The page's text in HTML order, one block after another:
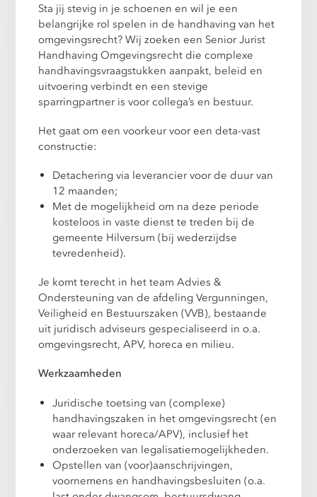
Sta jij stevig in je schoenen en wil je een
belangrijke rol spelen in de handhaving van het
omgevingsrecht? Wij zoeken een Senior Jurist
Handhaving Omgevingsrecht die complexe
handhavingsvraagstukken aanpakt, beleid en
uitvoering verbindt en een stevige
sparringpartner is voor collega’s en bestuur.
Het gaat om een voorkeur voor een deta-vast
constructie:
Detachering via leverancier voor de duur van
12 maanden;
Met de mogelijkheid om na deze periode
kosteloos in vaste dienst te treden bij de
gemeente Hilversum (bij wederzijdse
tevredenheid).
Je komt terecht in het team Advies &
Ondersteuning van de afdeling Vergunningen,
Veiligheid en Bestuurszaken (VVB), bestaande
uit juridisch adviseurs gespecialiseerd in o.a.
omgevingsrecht, APV, horeca en milieu.
Werkzaamheden
Juridische toetsing van (complexe)
handhavingszaken in het omgevingsrecht (en
waar relevant horeca/APV), inclusief het
onderzoeken van legalisatiemogelijkheden.
Opstellen van (voor)aanschrijvingen,
voornemens en handhavingsbesluiten (o.a.